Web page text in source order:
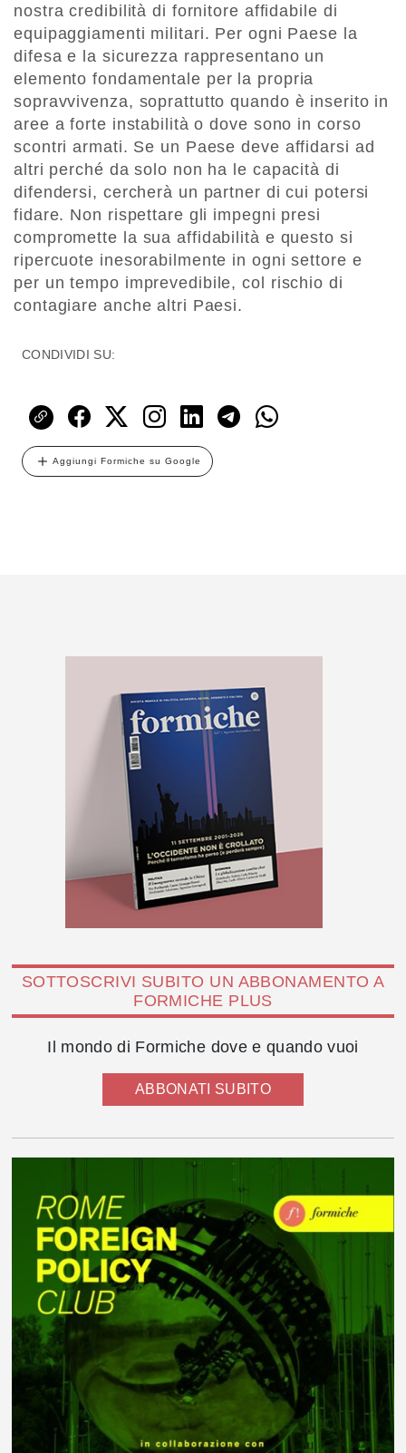
nostra credibilità di fornitore affidabile di
equipaggiamenti militari. Per ogni Paese la
difesa e la sicurezza rappresentano un
elemento fondamentale per la propria
sopravvivenza, soprattutto quando è inserito in
aree a forte instabilità o dove sono in corso
scontri armati. Se un Paese deve affidarsi ad
altri perché da solo non ha le capacità di
difendersi, cercherà un partner di cui potersi
fidare. Non rispettare gli impegni presi
compromette la sua affidabilità e questo si
ripercuote inesorabilmente in ogni settore e
per un tempo imprevedibile, col rischio di
contagiare anche altri Paesi.
CONDIVIDI SU:
Aggiungi Formiche su Google
SOTTOSCRIVI SUBITO UN ABBONAMENTO A
FORMICHE PLUS
Il mondo di Formiche dove e quando vuoi
ABBONATI SUBITO